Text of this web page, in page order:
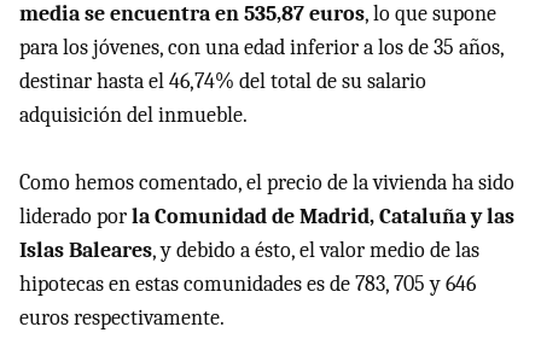
media se encuentra en 535,87 euros, lo que supone
para los jóvenes, con una edad inferior a los de 35 años,
destinar hasta el 46,74% del total de su salario
adquisición del inmueble.
Como hemos comentado, el precio de la vivienda ha sido
liderado porla Comunidad de Madrid, Cataluña y las
Islas Baleares, y debido a ésto, el valor medio de las
hipotecas en estas comunidades es de 783, 705 y 646
euros respectivamente.